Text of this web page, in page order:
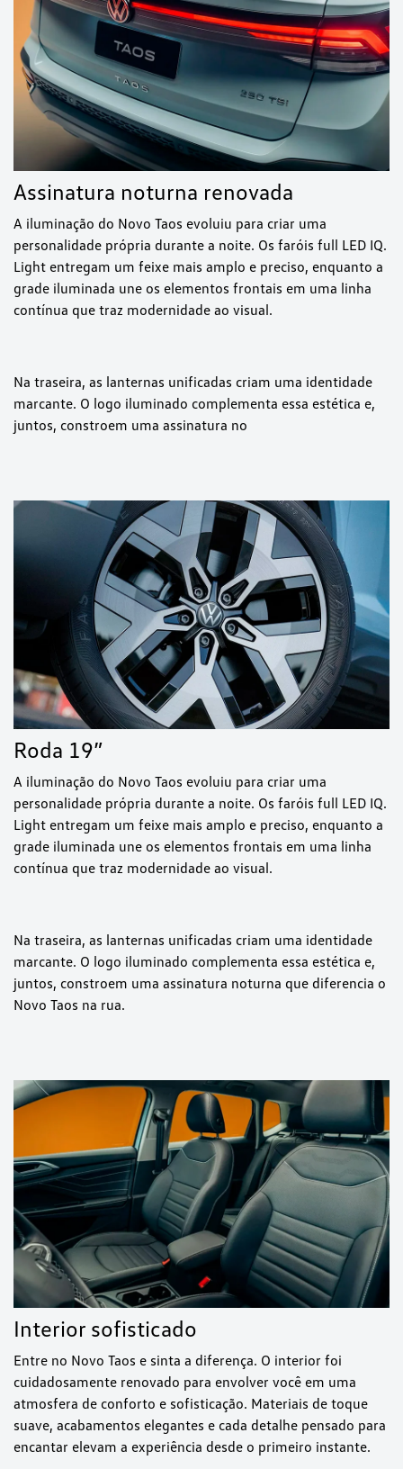
Assinatura noturna renovada
A iluminação do Novo Taos evoluiu para criar uma
personalidade própria durante a noite. Os faróis full LED IQ.
Light entregam um feixe mais amplo e preciso, enquanto a
grade iluminada une os elementos frontais em uma linha
contínua que traz modernidade ao visual.
Na traseira, as lanternas unificadas criam uma identidade
marcante. O logo iluminado complementa essa estética e,
juntos, constroem uma assinatura no
Roda 19”
A iluminação do Novo Taos evoluiu para criar uma
personalidade própria durante a noite. Os faróis full LED IQ.
Light entregam um feixe mais amplo e preciso, enquanto a
grade iluminada une os elementos frontais em uma linha
contínua que traz modernidade ao visual.
Na traseira, as lanternas unificadas criam uma identidade
marcante. O logo iluminado complementa essa estética e,
juntos, constroem uma assinatura noturna que diferencia o
Novo Taos na rua.
Interior sofisticado
Entre no Novo Taos e sinta a diferença. O interior foi
cuidadosamente renovado para envolver você em uma
atmosfera de conforto e sofisticação. Materiais de toque
suave, acabamentos elegantes e cada detalhe pensado para
encantar elevam a experiência desde o primeiro instante.